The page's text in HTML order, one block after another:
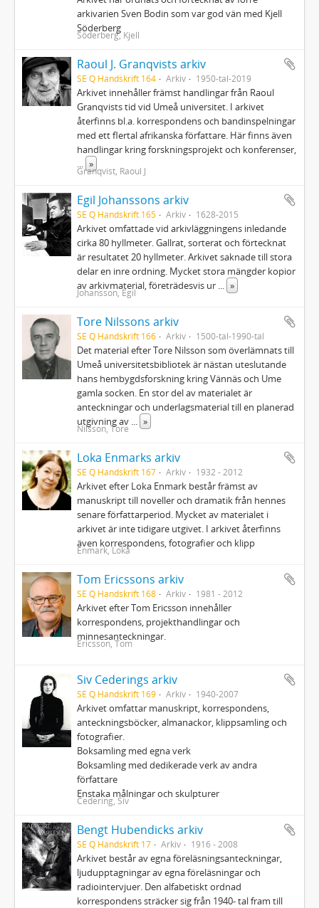
arkivarien Sven Bodin som var god vän med Kjell
Söderberg
Söderberg, Kjell
Raoul J. Granqvists arkiv
SE Q Handskrift 164 Arkiv 1950-tal-2019
Arkivet innehåller främst handlingar från Raoul
Granqvists tid vid Umeå universitet. I arkivet
återfinns bl.a. korrespondens och bandinspelningar
med ett flertal afrikanska författare. Här finns även
handlingar kring forskningsprojekt och konferenser,
... »
Granqvist, Raoul J
Egil Johanssons arkiv
SE Q Handskrift 165 Arkiv 1628-2015
Arkivet omfattade vid arkivläggningens inledande
cirka 80 hyllmeter. Gallrat, sorterat och förtecknat
är resultatet 20 hyllmeter. Arkivet saknade till stora
delar en inre ordning. Mycket stora mängder kopior
av arkivmaterial, företrädesvis ur ... »
Johansson, Egil
Tore Nilssons arkiv
SE Q Handskrift 166 Arkiv 1500-tal-1990-tal
Det material efter Tore Nilsson som överlämnats till
Umeå universitetsbibliotek är nästan uteslutande
hans hembygdsforskning kring Vännäs och Ume
gamla socken. En stor del av materialet är
anteckningar och underlagsmaterial till en planerad
utgivning av ... »
Nilsson, Tore
Loka Enmarks arkiv
SE Q Handskrift 167 Arkiv 1932 - 2012
Arkivet efter Loka Enmark består främst av
manuskript till noveller och dramatik från hennes
senare författarperiod. Mycket av materialet i
arkivet är inte tidigare utgivet. I arkivet återfinns
även korrespondens, fotografier och klipp
Enmark, Loka
Tom Ericssons arkiv
SE Q Handskrift 168 Arkiv 1981 - 2012
Arkivet efter Tom Ericsson innehåller
korrespondens, projekthandlingar och
minnesanteckningar.
Ericsson, Tom
Siv Cederings arkiv
SE Q Handskrift 169 Arkiv 1940-2007
Arkivet omfattar manuskript, korrespondens,
anteckningsböcker, almanackor, klippsamling och
fotografier.
Boksamling med egna verk
Boksamling med dedikerade verk av andra
författare
Enstaka målningar och skulpturer
Cedering, Siv
Bengt Hubendicks arkiv
SE Q Handskrift 17 Arkiv 1916 - 2008
Arkivet består av egna föreläsningsanteckningar,
ljudupptagningar av egna föreläsningar och
radiointervjuer. Den alfabetiskt ordnad
korrespondens sträcker sig från 1940- tal fram till